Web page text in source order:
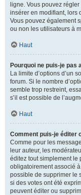
ligne. Vous pouvez
insérer en modifiant, lors
Vous pouvez également
ou non les utilisateurs à
Haut
Pourquoi ne puis-je pas
La limite d’options d’un
forum. Si le nombre
semble trop restreint,
s’il est possible de
Haut
Comment puis-je éditer
Comme pour les
leur auteur, les
éditez tout simplement le
obligatoirement associé
possible de supprimer le
si des votes ont été
peuvent éditer ou